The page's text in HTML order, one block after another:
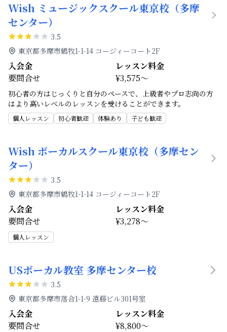
Wish ミュージックスクール東京校（多摩
センター）
3.5
東京都多摩市鶴牧1-1-14 コージィーコート2F
入会金
要問合せ
レッスン料金
¥3,575～
初心者の方はじっくりと自分のペースで、上級者やプロ志向の方
はより高いレベルのレッスンを受けることができます。
個人レッスン 初心者歓迎 体験あり 子ども歓迎
Wish ボーカルスクール東京校（多摩セン
ター）
3.5
東京都多摩市鶴牧1-1-14 コージィーコート2F
入会金
要問合せ
レッスン料金
¥3,278～
個人レッスン
USボーカル教室 多摩センター校
3.5
東京都多摩市落合1-1-9 遠藤ビル301号室
入会金
要問合せ
レッスン料金
¥8,800～